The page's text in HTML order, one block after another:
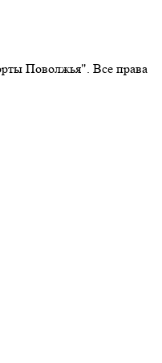
Поволжья". Все права